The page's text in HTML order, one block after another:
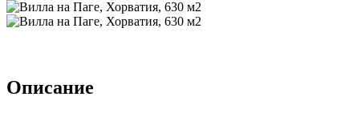
Описание